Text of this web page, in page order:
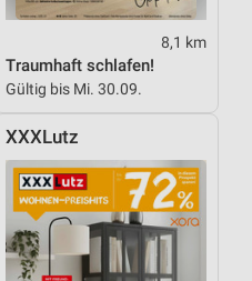
8,1 km
Traumhaft schlafen!
Gültig bis Mi. 30.09.
XXXLutz